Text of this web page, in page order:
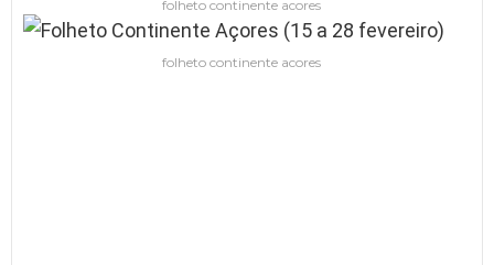
folheto continente acores
folheto continente acores